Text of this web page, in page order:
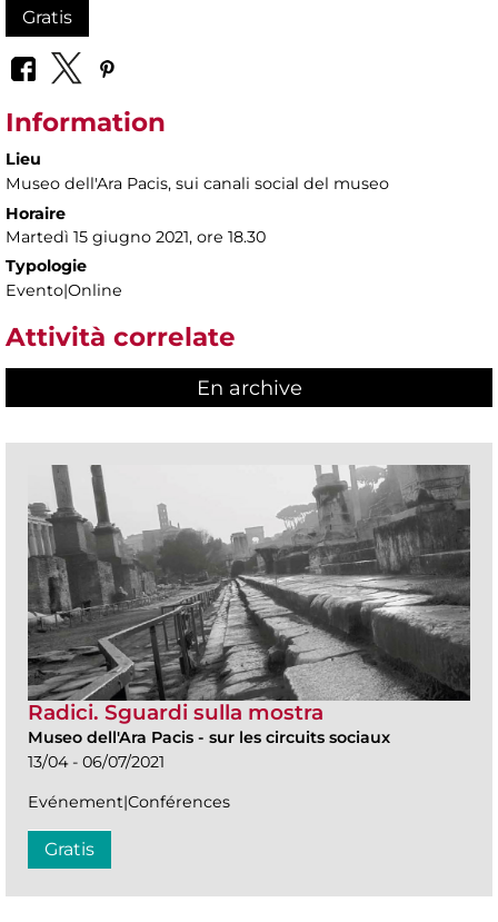
Gratis
Information
Lieu
Museo dell'Ara Pacis, sui canali social del museo
Horaire
Martedì 15 giugno 2021, ore 18.30
Typologie
Evento|Online
Attività correlate
En archive
Radici. Sguardi sulla mostra
Museo dell'Ara Pacis - sur les circuits sociaux
13/04 - 06/07/2021
Evénement|Conférences
Gratis